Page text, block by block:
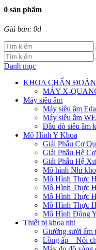
0 sản phẩm
Giá bán: 0đ
Danh mục
KHOA CHẨN
MÁY X-
Máy siêu âm
Máy siêu âm
Máy siêu âm
Đầu dò siêu âm
Mô Hình Y Khoa
Giải Phẫu Cơ
Giải Phẫu Hệ Cơ
Giải Phẫu Hệ
Mô hình Nhi
Mô Hình Thực
Mô Hình Thực
Mô Hình Thực
Mô Hình Thực
Mô Hình Đông
Thiết bị khoa nhi
Giường sưởi ấm
Lồng ấp – Nôi